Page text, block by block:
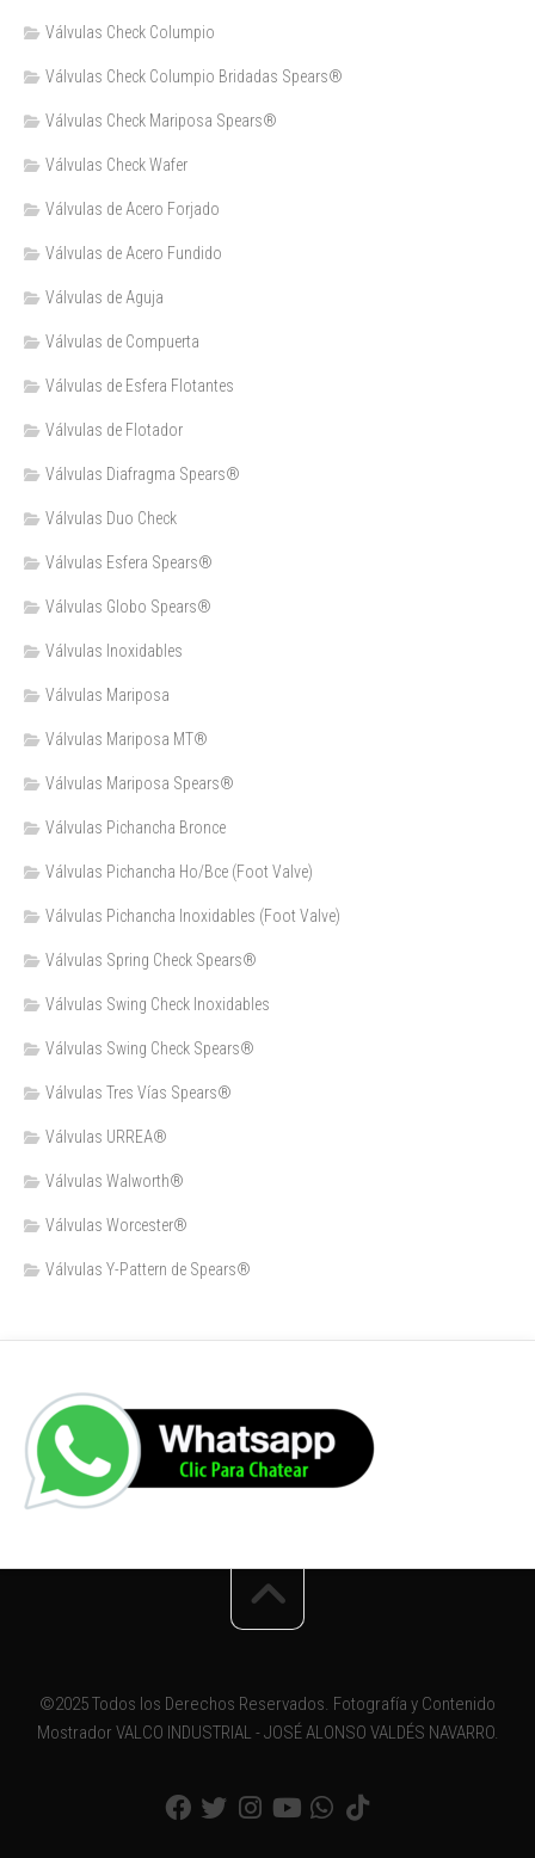
Válvulas Check Columpio
Válvulas Check Columpio Bridadas Spears®
Válvulas Check Mariposa Spears®
Válvulas Check Wafer
Válvulas de Acero Forjado
Válvulas de Acero Fundido
Válvulas de Aguja
Válvulas de Compuerta
Válvulas de Esfera Flotantes
Válvulas de Flotador
Válvulas Diafragma Spears®️
Válvulas Duo Check
Válvulas Esfera Spears®
Válvulas Globo Spears®
Válvulas Inoxidables
Válvulas Mariposa
Válvulas Mariposa MT®
Válvulas Mariposa Spears®
Válvulas Pichancha Bronce
Válvulas Pichancha Ho/Bce (Foot Valve)
Válvulas Pichancha Inoxidables (Foot Valve)
Válvulas Spring Check Spears®
Válvulas Swing Check Inoxidables
Válvulas Swing Check Spears®
Válvulas Tres Vías Spears®
Válvulas URREA®
Válvulas Walworth®
Válvulas Worcester®
Válvulas Y-Pattern de Spears®️
©2025 Todos los Derechos Reservados. Fotografía y Contenido
Mostrador VALCO INDUSTRIAL - JOSÉ ALONSO VALDÉS NAVARRO.